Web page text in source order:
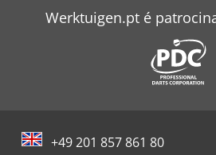
Werktuigen.pt é
+49 201 857 861 80